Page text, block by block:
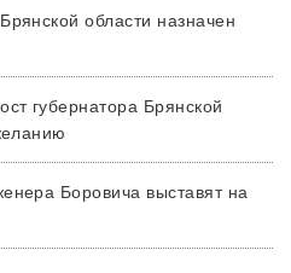
области назначен
губернатора Брянской
Боровича выставят на